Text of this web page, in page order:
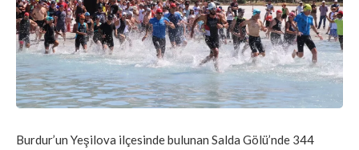
Burdur’un Yeşilova ilçesinde bulunan Salda Gölü’nde 344